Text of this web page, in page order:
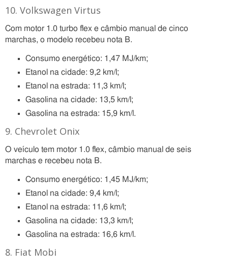
10. Volkswagen Virtus
Com motor 1.0 turbo flex e câmbio manual de cinco
marchas, o modelo recebeu nota B.
Consumo energético: 1,47 MJ/km;
Etanol na cidade: 9,2 km/l;
Etanol na estrada: 11,3 km/l;
Gasolina na cidade: 13,5 km/l;
Gasolina na estrada: 15,9 km/l.
9. Chevrolet Onix
O veículo tem motor 1.0 flex, câmbio manual de seis
marchas e recebeu nota B.
Consumo energético: 1,45 MJ/km;
Etanol na cidade: 9,4 km/l;
Etanol na estrada: 11,6 km/l;
Gasolina na cidade: 13,3 km/l;
Gasolina na estrada: 16,6 km/l.
8. Fiat Mobi